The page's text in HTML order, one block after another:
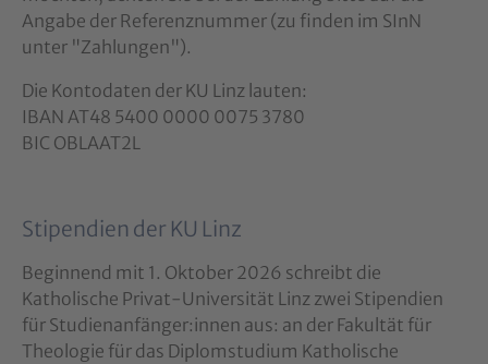
Angabe der Referenznummer (zu finden im SInN
unter "Zahlungen").
Die Kontodaten der KU Linz lauten:
IBAN AT48 5400 0000 0075 3780
BIC OBLAAT2L
Stipendien der KU Linz
Beginnend mit 1. Oktober 2026 schreibt die
Katholische Privat-Universität Linz zwei Stipendien
für Studienanfänger:innen aus: an der Fakultät für
Theologie für das Diplomstudium Katholische